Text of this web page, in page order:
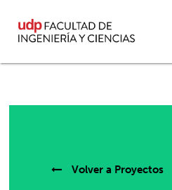
Volver a Proyectos